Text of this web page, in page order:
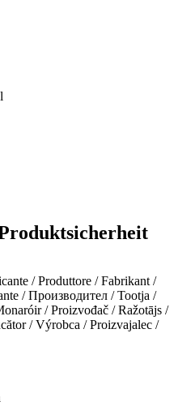
/ Produttore / Fabrikant /
/ Производител / Tootja /
/ Proizvođač / Ražotājs /
/ Výrobca / Proizvajalec /